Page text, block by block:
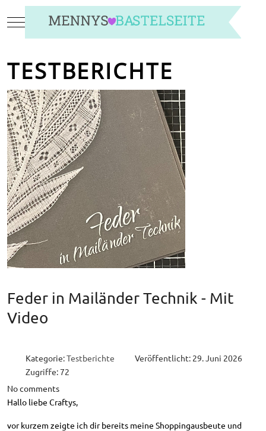
Mobile Menu Toggle
TESTBERICHTE
Feder in Mailänder Technik - Mit
Video
Kategorie:Testberichte
Veröffentlicht: 29. Juni 2026
Zugriffe: 72
No comments
Hallo liebe Craftys,
vor kurzem zeigte ich dir bereits meine Shoppingausbeute und